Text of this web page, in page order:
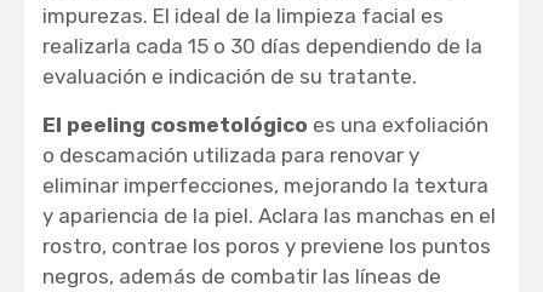
impurezas. El ideal de la limpieza facial es
realizarla cada 15 o 30 días dependiendo de la
evaluación e indicación de su tratante.
El peeling cosmetológico es una exfoliación
o descamación utilizada para renovar y
eliminar imperfecciones, mejorando la textura
y apariencia de la piel. Aclara las manchas en el
rostro, contrae los poros y previene los puntos
negros, además de combatir las líneas de